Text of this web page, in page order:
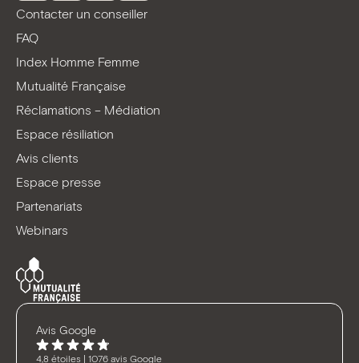
FacebookLinkedInYoutubeTikTok
Contacter un conseiller
FAQ
Index Homme Femme
Mutualité Française
Réclamations – Médiation
Espace résiliation
Avis clients
Espace presse
Partenariats
Webinars
Avis Google
4,8 étoiles | 1076 avis Google